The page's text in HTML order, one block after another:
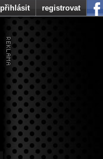
přihlásit registrovat